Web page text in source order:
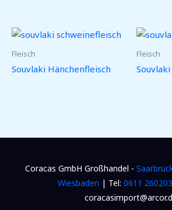
Fleisch
Souvlaki Hänchenfleisch
Fleisch
Coracas GmbH Großhandel -
Wiesbaden | Tel: 0611 260203